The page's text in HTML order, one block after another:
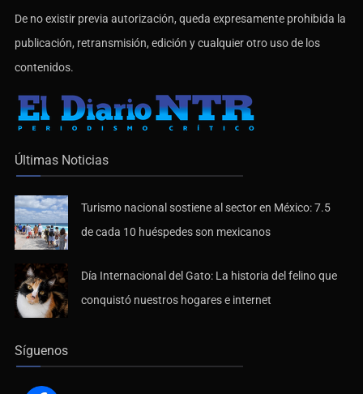
De no existir previa autorización, queda expresamente prohibida la
publicación, retransmisión, edición y cualquier otro uso de los
contenidos.
Últimas Noticias
Turismo nacional sostiene al sector en México: 7.5
de cada 10 huéspedes son mexicanos
Día Internacional del Gato: La historia del felino que
conquistó nuestros hogares e internet
Síguenos